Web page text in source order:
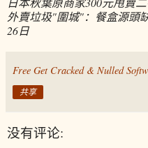
外賣垃圾"圍城"：餐盒源頭
26日
Free Get Cracked & Nulled
共享
没有评论: